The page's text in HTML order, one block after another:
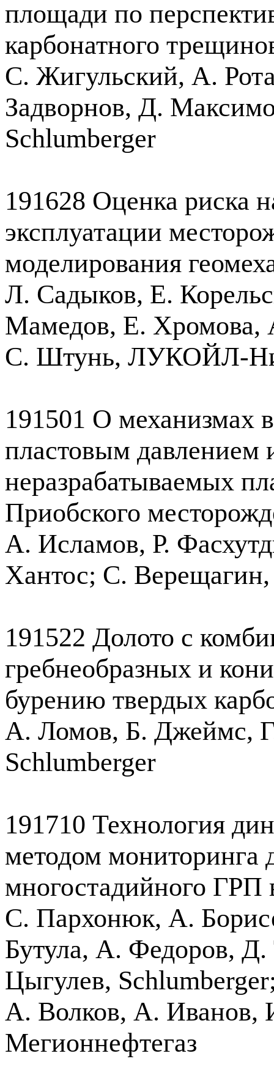
площади по
карбонатного
С. Жигульский, А.
Задворнов, Д.
Schlumberger
191628 Оценка риска
эксплуатации
моделирования
Л. Садыков, Е.
Мамедов, Е. Хромова,
С. Штунь, ЛУКОЙЛ-
191501 О механизмах
пластовым давлением
неразрабатываемых
Приобского
А. Исламов, Р.
Хантос; С.
191522 Долото с
гребнеобразных и
бурению твердых
А. Ломов, Б. Джеймс,
Schlumberger
191710 Технология
методом мониторинга
многостадийного ГРП
С. Пархонюк, А.
Бутула, А. Федоров,
Цыгулев,
А. Волков, А. Иванов,
Мегионнефтегаз